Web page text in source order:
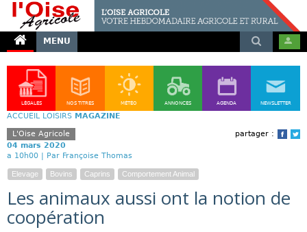
MENU
LÉGALES NOS TITRES MÉTÉO ANNONCES AGENDA NEWSLETTER
ACCUEIL LOISIRS MAGAZINE
partager :
L'Oise Agricole
04 mars 2020
a 10h00 | Par Françoise Thomas
Elevage Bovins Caprins Comportement Animal
Les animaux aussi ont la notion de
coopération